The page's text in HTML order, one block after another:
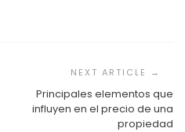
Principales elementos que
influyen en el precio de una
propiedad